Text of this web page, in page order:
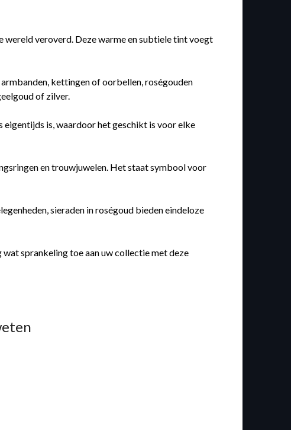
wereld veroverd. Deze warme en subtiele tint voegt
kettingen of oorbellen, roségouden
of zilver.
is, waardoor het geschikt is voor elke
en trouwjuwelen. Het staat symbool voor
sieraden in roségoud bieden eindeloze
sprankeling toe aan uw collectie met deze